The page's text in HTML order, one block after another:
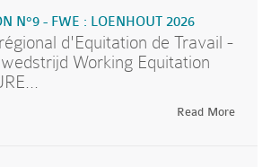
N°9 - FWE : LOENHOUT 2026
d'Equitation de Travail -
Working Equitation
Read More